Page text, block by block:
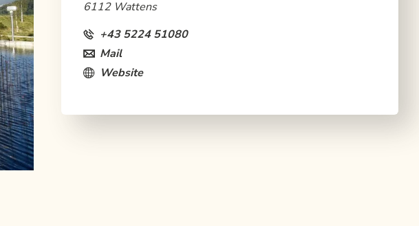
6112 Wattens
+43 5224 51080
Mail
Website